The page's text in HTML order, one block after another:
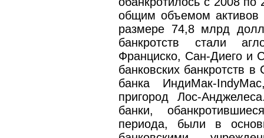
общим объемом
размере 74,8 млрд
банкротств стали
Франциско, Сан-Диего и
банковских банкротств
банка ИндиМак-
пригород Лос-
банки,
периода, были в